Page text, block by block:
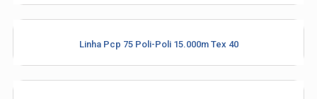
Industria e Comercio de Linhas
Linha Pcp 75 Poli-Poli 15.000m Tex 40